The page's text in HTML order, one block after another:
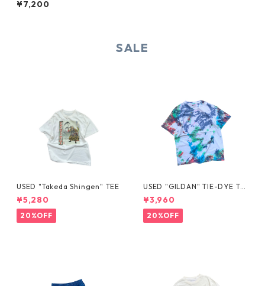
¥7,200
SALE
USED "Takeda Shingen" TEE
¥5,280
20%OFF
USED "GILDAN" TIE-DYE TE
E
¥3,960
20%OFF